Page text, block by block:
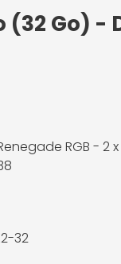
Go) -
RGB - 2
32